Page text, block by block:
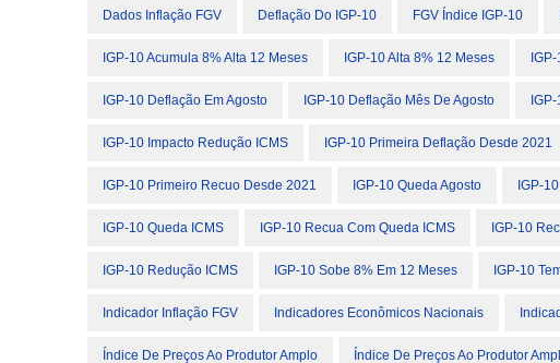
Dados Inflação FGV Deflação Do IGP-10 FGV Índice IGP-10
IGP-10 Acumula 8% Alta 12 Meses IGP-10 Alta 8% 12 Meses
IGP-10 Deflação Em Agosto IGP-10 Deflação Mês De Agosto
IGP-10 Impacto Redução ICMS IGP-10 Primeira Deflação Desde 2021
IGP-10 Primeiro Recuo Desde 2021 IGP-10 Queda Agosto IGP-
IGP-10 Queda ICMS IGP-10 Recua Com Queda ICMS IGP-10
IGP-10 Redução ICMS IGP-10 Sobe 8% Em 12 Meses IGP-10
Indicador Inflação FGV Indicadores Econômicos Nacionais
Índice De Preços Ao Produtor Amplo Índice De Preços Ao Produtor